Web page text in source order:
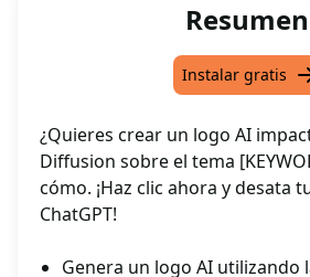
Resumen
Instalar gratis
¿Quieres crear un logo AI
Diffusion sobre el tema
cómo. ¡Haz clic ahora y desata
ChatGPT!
Genera un logo AI utilizando